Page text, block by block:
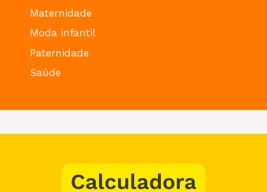
Maternidade
Moda infantil
Paternidade
Saúde